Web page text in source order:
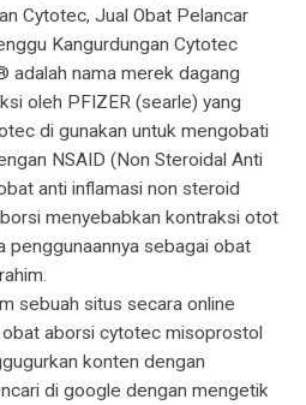
Cytotec, Jual Obat Pelancar
Kangurdungan Cytotec
adalah nama merek dagang
oleh PFIZER (searle) yang
di gunakan untuk mengobati
NSAID (Non Steroidal Anti
anti inflamasi non steroid
menyebabkan kontraksi otot
penggunaannya sebagai obat
sebuah situs secara online
aborsi cytotec misoprostol
konten dengan
di google dengan mengetik